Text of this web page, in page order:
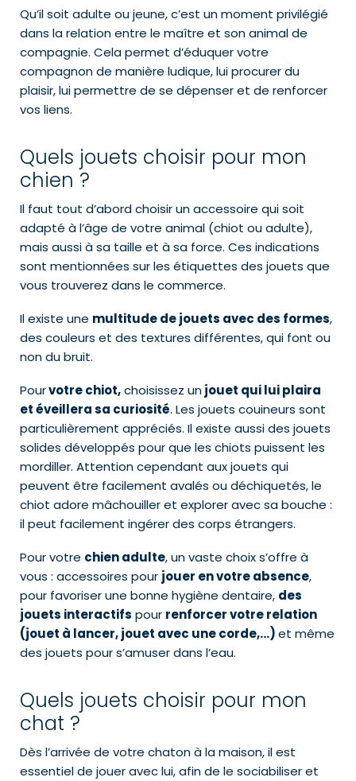
Qu’il soit adulte ou jeune, c’est un moment privilégié
dans la relation entre le maître et son animal de
compagnie. Cela permet d’éduquer votre
compagnon de manière ludique, lui procurer du
plaisir, lui permettre de se dépenser et de renforcer
vos liens.
Quels jouets choisir pour mon
chien ?
Il faut tout d’abord choisir un accessoire qui soit
adapté à l’âge de votre animal (chiot ou adulte),
mais aussi à sa taille et à sa force. Ces indications
sont mentionnées sur les étiquettes des jouets que
vous trouverez dans le commerce.
Il existe une multitude de jouets avec des formes,
des couleurs et des textures différentes, qui font ou
non du bruit.
Pourvotre chiot,choisissez unjouet qui lui plaira
et éveillera sa curiosité. Les jouets couineurs sont
particulièrement appréciés. Il existe aussi des jouets
solides développés pour que les chiots puissent les
mordiller. Attention cependant aux jouets qui
peuvent être facilement avalés ou déchiquetés, le
chiot adore mâchouiller et explorer avec sa bouche :
il peut facilement ingérer des corps étrangers.
Pour votre chien adulte, un vaste choix s’offre à
vous : accessoires pour jouer en votre absence,
pour favoriser une bonne hygiène dentaire, des
jouets interactifs pour renforcer votre relation
(jouet à lancer, jouet avec une corde,…)et même
des jouets pour s’amuser dans l’eau.
Quels jouets choisir pour mon
chat ?
Dès l’arrivée de votre chaton à la maison, il est
essentiel de jouer avec lui, afin de le sociabiliser et